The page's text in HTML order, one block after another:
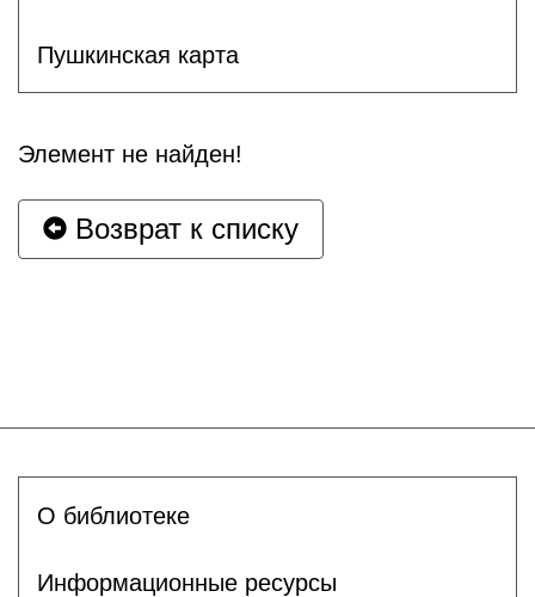
Пушкинская карта
Элемент не найден!
Возврат к списку
О библиотеке
Информационные ресурсы